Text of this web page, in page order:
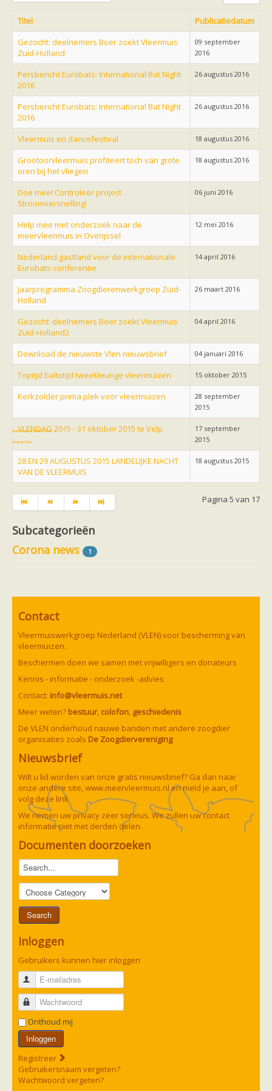
Noord-Holland
Overijssel
Utrecht
Zeeland
Zuid-Holland
Bescherming
Soortbescherming
Vleermuisprotocol
Knelpunten in vleermuisbescherming
Vleermuis advies en onderzoekbureaus
Doe mee
vleermuiskasten kopen/ ophangen
Meedoen
Landelijk zoogdierwerkgroepen
Regionale of provinciale werkgroepen
Jeugd
Internationaal
Landelijke natuurverenigingen
Ik wil graag mee op vleermuisexcursie
Aankondiging activiteiten
Ik ben op zoek naar een detector
Ecologie en soorten
Hoe vleermuizen leven
Voedsel en jagen
Verblijfplaatsen
Echolocatie
Soorten
Baardvleermuis
Bechsteins vleermuis
Bosvleermuis
Bruine of gewone grootoorvleermuis
Franjestaart
Grijze grootoorvleermuis
Grote rosse vleermuis
Ingekorven vleermuis
Kleine en grote hoefijzerneus
Laatvlieger
Meervleermuis
Noordse vleermuis
Rosse vleermuis
Ruige dwergvleermuis
Tweekleurige vleermuis
Spreekbeurt
Tekenen
Spelletjes
Weetjes
Links
Boeken en tijdschriften
geluiden van vleermuizen
Achtergrond informatie
Nieuwsberichten
Informatiefolders
Buitenland
Handleidingen
Vlendag presentaties
Vlennieuwsbrief
Overige publicaties
zoonose info (rabies, corona, etc)
rapporten
Handleiding
Video beelden
Forum
Naar het forum
Gewone grootoorvleermuis
Paul van Hoof
Titel
Publicatiedatum
Gezocht: deelnemers Boer zoekt Vleermuis
Zuid-Holland
09 september
2016
Persbericht Eurobats: International Bat Night
2016
26 augustus 2016
Persbericht Eurobats: International Bat Night
2016
26 augustus 2016
Vleermuis en dancefestival 18 augustus 2016
Grootoorvleermuis profiteert toch van grote
oren bij het vliegen
18 augustus 2016
Doe mee! Controleer project
Stroomversnelling!
06 juni 2016
Help mee met onderzoek naar de
meervleermuis in Overijssel
12 mei 2016
Nederland gastland voor de internationale
Eurobats-conferentie
14 april 2016
Jaarprogramma Zoogdierenwerkgroep Zuid-
Holland
26 maart 2016
Gezocht: deelnemers Boer zoekt Vleermuis
Zuid-Holland2
04 april 2016
Download de nieuwste Vlen nieuwsbrief 04 januari 2016
Toptijd baltstijd tweekleurige vleermuizen 15 oktober 2015
Kerkzolder prima plek voor vleermuizen
28 september
2015
VLENDAG 2015 - 31 oktober 2015 te Velp
17 september
2015
28 EN 29 AUGUSTUS 2015 LANDELIJKE NACHT
VAN DE VLEERMUIS
18 augustus 2015
Pagina 5 van 17
Subcategorieën
Corona news
1
Contact
Vleermuiswerkgroep Nederland (VLEN) voor bescherming van
vleermuizen..
Beschermen doen we samen met vrijwilligers en donateurs
Kennis - informatie - onderzoek -advies
Contact: info@vleermuis.net
Meer weten? bestuur, colofon, geschiedenis
De VLEN onderhoud nauwe banden met andere zoogdier
organisaties zoals De Zoogdiervereniging
Nieuwsbrief
Wilt u lid worden van onze gratis nieuwsbrief? Ga dan naar
onze andere site,www.meervleermuis.nlen meld je aan, of
volg deze link
We nemen uw privacy zeer serieus. We zullen uw contact
informatie niet met derden delen.
Documenten doorzoeken
Inloggen
Gebruikers kunnen hier inloggen
E-mailadres
Wachtwoord
Onthoud mij
Inloggen
Registreer
Gebruikersnaam vergeten?
Wachtwoord vergeten?